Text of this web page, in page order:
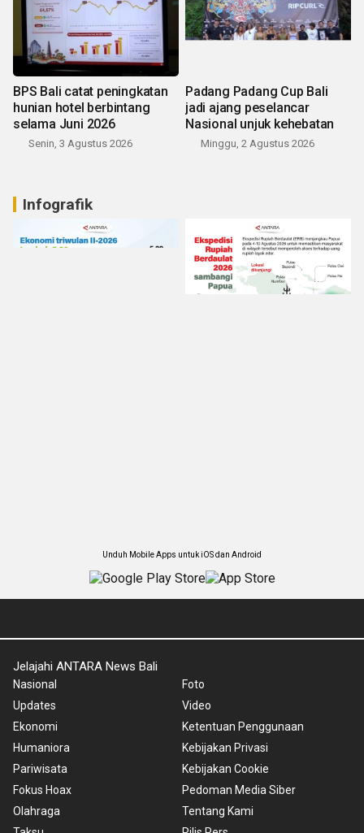
BPS Bali catat peningkatan
hunian hotel berbintang
selama Juni 2026
Senin, 3 Agustus 2026
Padang Padang Cup Bali
jadi ajang peselancar
Nasional unjuk kehebatan
Minggu, 2 Agustus 2026
Infografik
Unduh Mobile Apps untuk iOS dan Android
Jelajahi ANTARA News Bali
Nasional
Updates
Ekonomi
Humaniora
Pariwisata
Fokus Hoax
Olahraga
Foto
Video
Ketentuan Penggunaan
Kebijakan Privasi
Kebijakan Cookie
Pedoman Media Siber
Tentang Kami